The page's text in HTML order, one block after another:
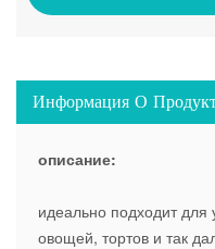
Информация О
описание:
идеально подходит для
овощей, тортов и так